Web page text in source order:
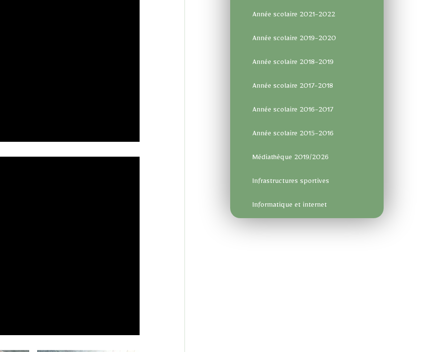
Année scolaire 2021-2022
Année scolaire 2019-2020
Année scolaire 2018-2019
Année scolaire 2017-2018
Année scolaire 2016-2017
Année scolaire 2015-2016
Médiathèque 2019/2026
Infrastructures sportives
Informatique et internet